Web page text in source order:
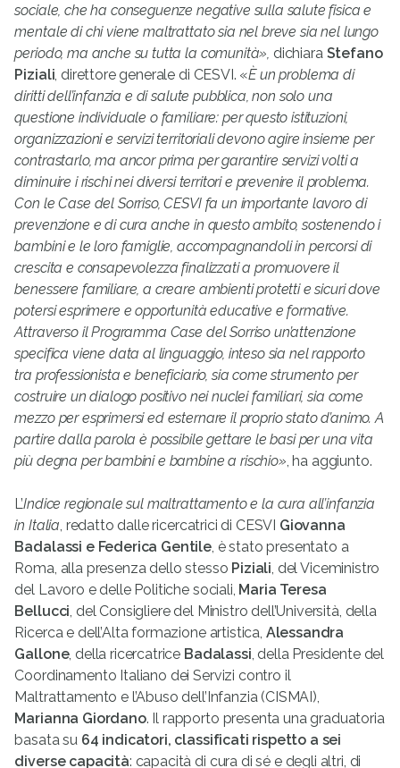
sociale, che ha conseguenze negative sulla salute fisica e
mentale di chi viene maltrattato sia nel breve sia nel lungo
periodo, ma anche su tutta la comunità», dichiara Stefano
Piziali, direttore generale di CESVI. «È un problema di
diritti dell’infanzia e di salute pubblica, non solo una
questione individuale o familiare: per questo istituzioni,
organizzazioni e servizi territoriali devono agire insieme per
contrastarlo, ma ancor prima per garantire servizi volti a
diminuire i rischi nei diversi territori e prevenire il problema.
Con le Case del Sorriso, CESVI fa un importante lavoro di
prevenzione e di cura anche in questo ambito, sostenendo i
bambini e le loro famiglie, accompagnandoli in percorsi di
crescita e consapevolezza finalizzati a promuovere il
benessere familiare, a creare ambienti protetti e sicuri dove
potersi esprimere e opportunità educative e formative.
Attraverso il Programma Case del Sorriso un’attenzione
specifica viene data al linguaggio, inteso sia nel rapporto
tra professionista e beneficiario, sia come strumento per
costruire un dialogo positivo nei nuclei familiari, sia come
mezzo per esprimersi ed esternare il proprio stato d’animo. A
partire dalla parola è possibile gettare le basi per una vita
più degna per bambini e bambine a rischio», ha aggiunto.
L’Indice regionale sul maltrattamento e la cura all’infanzia
in Italia, redatto dalle ricercatrici di CESVI Giovanna
Badalassi e Federica Gentile, è stato presentato a
Roma, alla presenza dello stesso Piziali, del Viceministro
del Lavoro e delle Politiche sociali, Maria Teresa
Bellucci, del Consigliere del Ministro dell’Università, della
Ricerca e dell’Alta formazione artistica, Alessandra
Gallone, della ricercatrice Badalassi, della Presidente del
Coordinamento Italiano dei Servizi contro il
Maltrattamento e l’Abuso dell’Infanzia (CISMAI),
Marianna Giordano. Il rapporto presenta una graduatoria
basata su 64 indicatori, classificati rispetto a sei
diverse capacità: capacità di cura di sé e degli altri, di